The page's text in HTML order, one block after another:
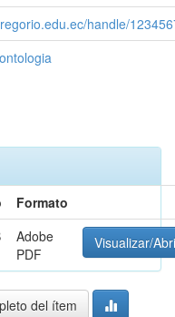
handle/
Formato
Adobe
PDF
Visualizar/
del ítem